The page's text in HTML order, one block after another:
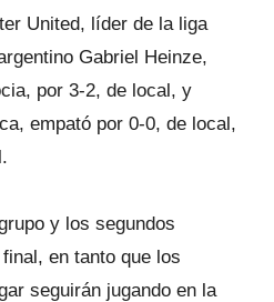
United, líder de la liga
Gabriel Heinze,
por 3-2, de local, y
empató por 0-0, de local,
y los segundos
en tanto que los
seguirán jugando en la